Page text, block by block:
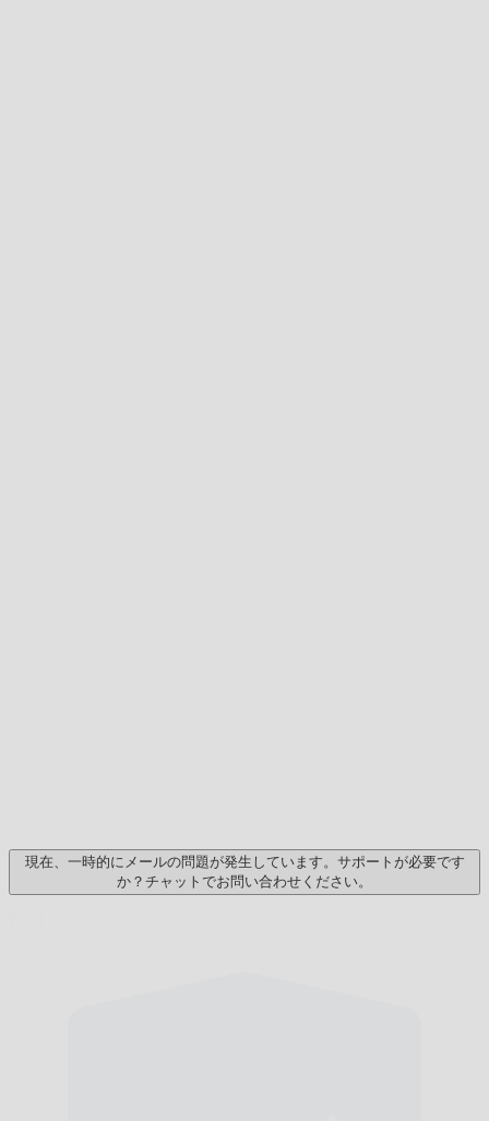
現在、一時的にメールの問題が発生しています。サポートが必要です
か？チャットでお問い合わせください。